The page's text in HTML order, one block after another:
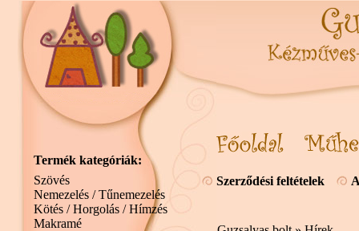
Szerződési feltételek
Termék kategóriák:
Szövés
Nemezelés / Tűnemezelés
Kötés / Horgolás / Hímzés
Makramé